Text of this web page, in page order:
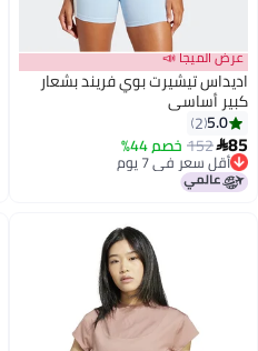
عرض الميجا 📣
اديداس تيشيرت بوي فريند بشعار
كبير أساسي
5.0
2
85
152 خصم 44%
أقل سعر في 7 يوم
أقل سعر في 7 يوم